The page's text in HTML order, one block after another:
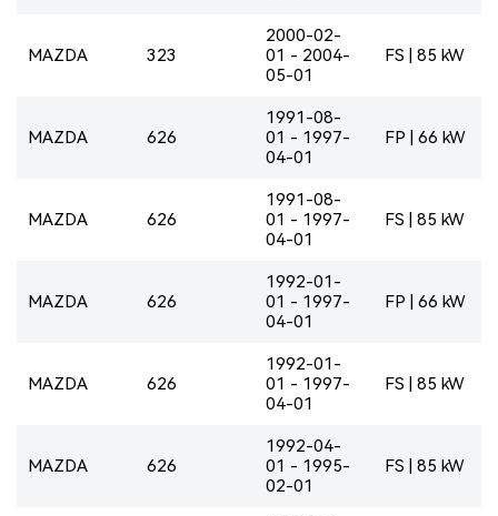
MAZDA 323
2000-02-
01 - 2004-
05-01
FS | 85 kW
MAZDA 626
1991-08-
01 - 1997-
04-01
FP | 66 kW
MAZDA 626
1991-08-
01 - 1997-
04-01
FS | 85 kW
MAZDA 626
1992-01-
01 - 1997-
04-01
FP | 66 kW
MAZDA 626
1992-01-
01 - 1997-
04-01
FS | 85 kW
MAZDA 626
1992-04-
01 - 1995-
02-01
FS | 85 kW